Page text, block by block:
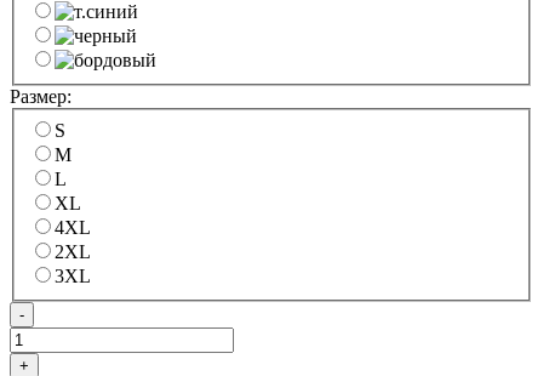
Размер:
S
M
L
XL
4XL
2XL
3XL
-
+